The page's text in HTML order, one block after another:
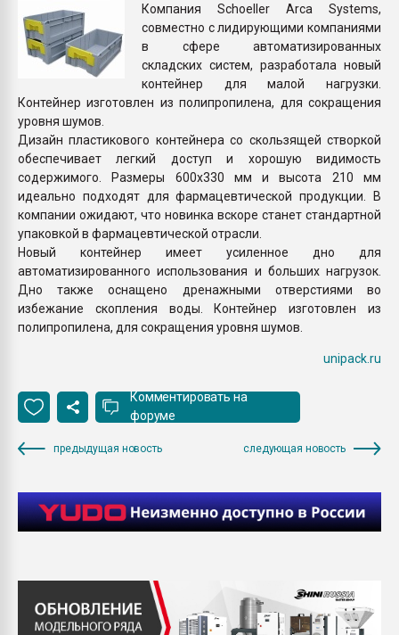
ПЕРЕЙТИ НА
Компания Schoeller Arca Systems,
совместно с лидирующими компаниями
в сфере автоматизированных
складских систем, разработала новый
контейнер для малой нагрузки.
Контейнер изготовлен из полипропилена, для сокращения
уровня шумов.
Дизайн пластикового контейнера со скользящей створкой
обеспечивает легкий доступ и хорошую видимость
содержимого. Размеры 600х330 мм и высота 210 мм
идеально подходят для фармацевтической продукции. В
компании ожидают, что новинка вскоре станет стандартной
упаковкой в фармацевтической отрасли.
Новый контейнер имеет усиленное дно для
автоматизированного использования и больших нагрузок.
Дно также оснащено дренажными отверстиями во
избежание скопления воды. Контейнер изготовлен из
полипропилена, для сокращения уровня шумов.
unipack.ru
Комментировать на
форуме
предыдущая новость следующая новость